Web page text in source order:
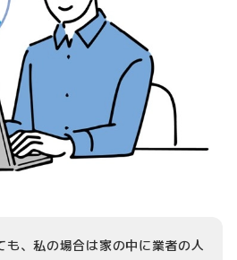
も、私の場合は家の中に業者の人